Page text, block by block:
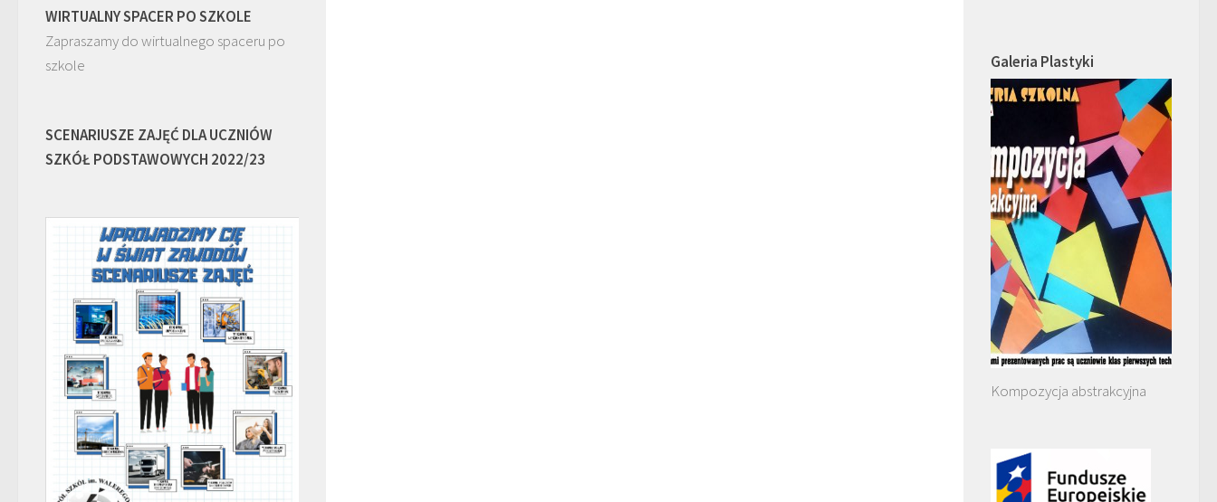
WIRTUALNY SPACER PO SZKOLE
Zapraszamy do wirtualnego spaceru po
szkole
SCENARIUSZE ZAJĘĆ DLA UCZNIÓW
SZKÓŁ PODSTAWOWYCH 2022/23
Galeria Plastyki
Kompozycja abstrakcyjna